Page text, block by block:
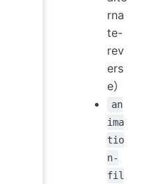
rna
te-
rev
ers
e）
an
ima
tio
n-
fil